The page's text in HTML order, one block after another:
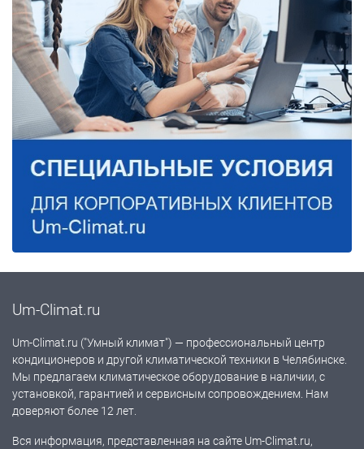
Um-Climat.ru
Um-Climat.ru ("Умный климат") — профессиональный центр
кондиционеров и другой климатической техники в Челябинске.
Мы предлагаем климатическое оборудование в наличии, с
установкой, гарантией и сервисным сопровождением. Нам
доверяют более 12 лет.
Вся информация, представленная на сайте Um-Climat.ru,